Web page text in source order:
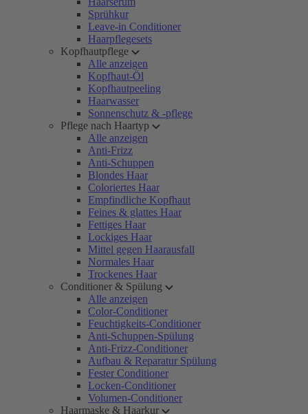
Sprühkur
Leave-in Conditioner
Haarpflegesets
Kopfhautpflege
Alle anzeigen
Kopfhaut-Öl
Kopfhautpeeling
Haarwasser
Sonnenschutz & -pflege
Pflege nach Haartyp
Alle anzeigen
Anti-Frizz
Anti-Schuppen
Blondes Haar
Coloriertes Haar
Empfindliche Kopfhaut
Feines & glattes Haar
Fettiges Haar
Lockiges Haar
Mittel gegen Haarausfall
Normales Haar
Trockenes Haar
Conditioner & Spülung
Alle anzeigen
Color-Conditioner
Feuchtigkeits-Conditioner
Anti-Schuppen-Spülung
Anti-Frizz-Conditioner
Aufbau & Reparatur Spülung
Fester Conditioner
Locken-Conditioner
Volumen-Conditioner
Haarmaske & Haarkur